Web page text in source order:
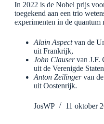
In 2022 is de Nobel prijs
toegekend aan een trio
experimenten in de quantum
Alain Aspectvan de
uit Frankrijk,
John Clauservan J.F.
uit de Verenigde
Anton Zeilingervan de
uit Oostenrijk.
JosWP 11 oktober